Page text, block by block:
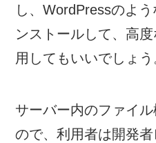
し、WordPressのよ
ンストールして、高
用してもいいでしょう
サーバー内のファイ
ので、利用者は開発